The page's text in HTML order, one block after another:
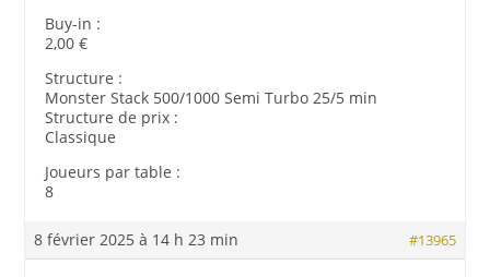
Buy-in :
2,00 €
Structure :
Monster Stack 500/1000 Semi Turbo 25/5 min
Structure de prix :
Classique
Joueurs par table :
8
8 février 2025 à 14 h 23 min #13965